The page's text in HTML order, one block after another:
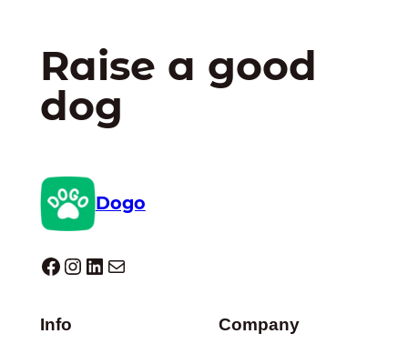
Raise a good
dog
Dogo
Dogo facebook InstagramLinkedIn E-mail
Info Company